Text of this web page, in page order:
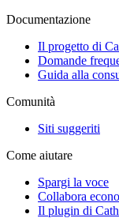
Documentazione
Il progetto di
Domande
Guida alla
Comunità
Siti suggeriti
Come aiutare
Spargi la voce
Collabora
Il plugin di